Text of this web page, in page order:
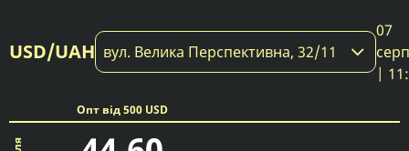
USD/UAH вул. Велика Перспективна, 32/11
07
|
Опт від 500 USD